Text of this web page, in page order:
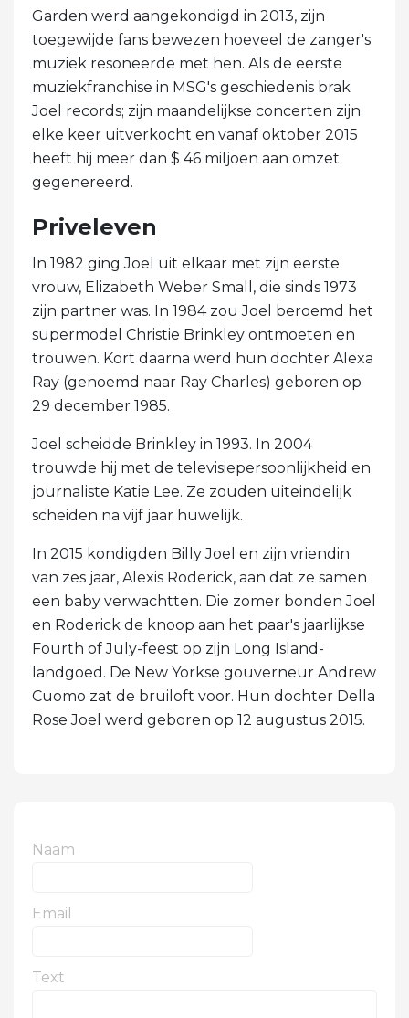
Garden werd aangekondigd in 2013, zijn
toegewijde fans bewezen hoeveel de zanger's
muziek resoneerde met hen. Als de eerste
muziekfranchise in MSG's geschiedenis brak
Joel records; zijn maandelijkse concerten zijn
elke keer uitverkocht en vanaf oktober 2015
heeft hij meer dan $ 46 miljoen aan omzet
gegenereerd.
Priveleven
In 1982 ging Joel uit elkaar met zijn eerste
vrouw, Elizabeth Weber Small, die sinds 1973
zijn partner was. In 1984 zou Joel beroemd het
supermodel Christie Brinkley ontmoeten en
trouwen. Kort daarna werd hun dochter Alexa
Ray (genoemd naar Ray Charles) geboren op
29 december 1985.
Joel scheidde Brinkley in 1993. In 2004
trouwde hij met de televisiepersoonlijkheid en
journaliste Katie Lee. Ze zouden uiteindelijk
scheiden na vijf jaar huwelijk.
In 2015 kondigden Billy Joel en zijn vriendin
van zes jaar, Alexis Roderick, aan dat ze samen
een baby verwachtten. Die zomer bonden Joel
en Roderick de knoop aan het paar's jaarlijkse
Fourth of July-feest op zijn Long Island-
landgoed. De New Yorkse gouverneur Andrew
Cuomo zat de bruiloft voor. Hun dochter Della
Rose Joel werd geboren op 12 augustus 2015.
Naam
Email
Text